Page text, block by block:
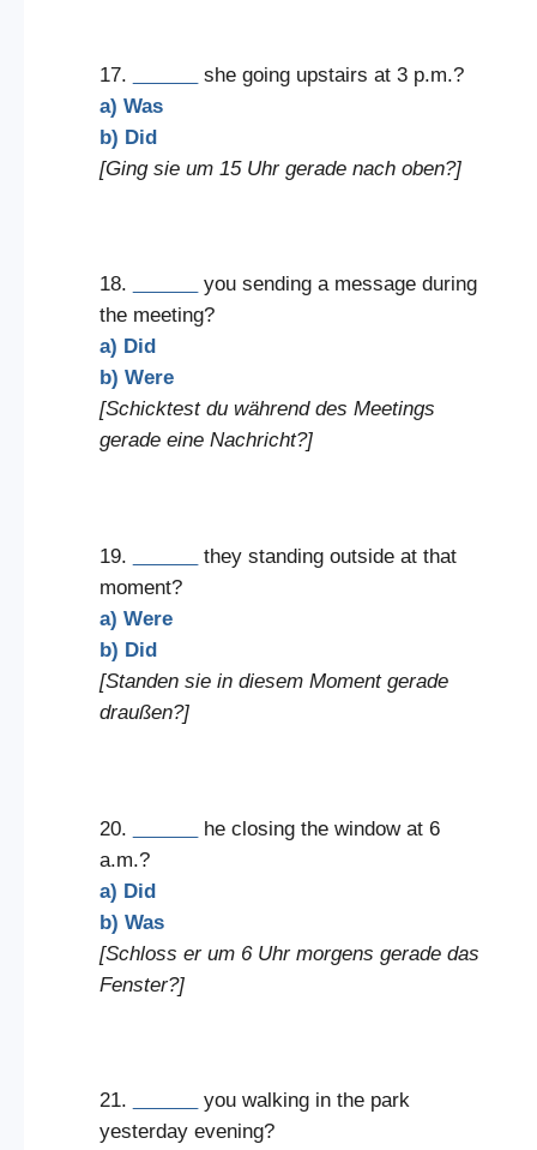
17.
she going upstairs at 3 p.m.?
a) Was
b) Did
[Ging sie um 15 Uhr gerade nach oben?]
18.
you sending a message during
the meeting?
a) Did
b) Were
[Schicktest du während des Meetings
gerade eine Nachricht?]
19.
they standing outside at that
moment?
a) Were
b) Did
[Standen sie in diesem Moment gerade
draußen?]
20.
he closing the window at 6
a.m.?
a) Did
b) Was
[Schloss er um 6 Uhr morgens gerade das
Fenster?]
21.
you walking in the park
yesterday evening?